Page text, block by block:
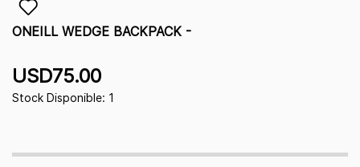
ONEILL WEDGE BACKPACK -
USD75.00
Stock Disponible: 1